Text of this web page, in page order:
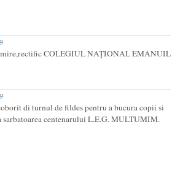
COLEGIUL NAȚIONAL EMANUIL
di turnul de fildes pentru a bucura copii si
centenarului L.E.G. MULTUMIM.